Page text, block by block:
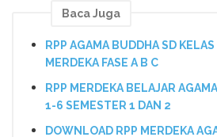
Baca Juga
RPP AGAMA BUDDHA SD
MERDEKA FASE A B C
RPP MERDEKA BELAJAR
1-6 SEMESTER 1 DAN 2
DOWNLOAD RPP MERDEKA